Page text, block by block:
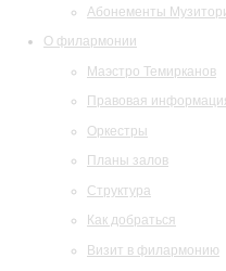
Абонементы
О филармонии
Маэстро Темирканов
Правовая
Оркестры
Планы залов
Структура
Как добраться
Визит в филармонию